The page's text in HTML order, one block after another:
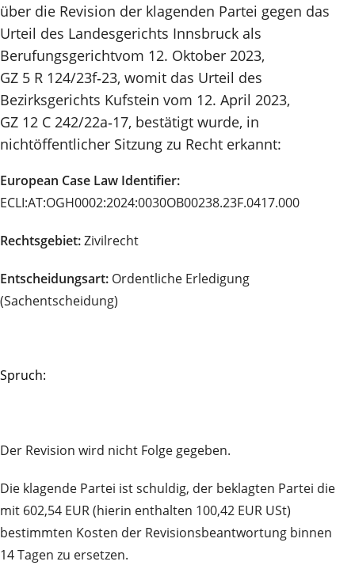
über die Revision der klagenden Partei gegen das
Urteil des Landesgerichts Innsbruck als
Berufungsgerichtvom 12. Oktober 2023,
GZ 5 R 124/23f‑23, womit das Urteil des
Bezirksgerichts Kufstein vom 12. April 2023,
GZ 12 C 242/22a‑17, bestätigt wurde, in
nichtöffentlicher Sitzung zu Recht erkannt:
European Case Law Identifier:
ECLI:AT:OGH0002:2024:0030OB00238.23F.0417.000
Rechtsgebiet:Zivilrecht
Entscheidungsart: Ordentliche Erledigung
(Sachentscheidung)
Spruch:
Der Revision wird nicht Folge gegeben.
Die klagende Partei ist schuldig, der beklagten Partei die
mit 602,54 EUR (hierin enthalten 100,42 EUR USt)
bestimmten Kosten der Revisionsbeantwortung binnen
14 Tagen zu ersetzen.